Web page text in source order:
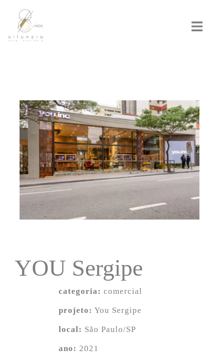
YOU Sergipe
categoria: comercial
projeto: You Sergipe
local: São Paulo/SP
ano: 2021